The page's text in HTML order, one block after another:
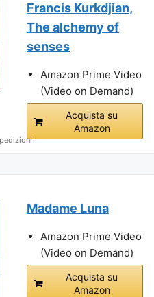
Francis Kurkdjian,
The alchemy of
senses
Amazon Prime Video
(Video on Demand)
Acquista su
Amazon
Madame Luna
Amazon Prime Video
(Video on Demand)
Acquista su
Amazon